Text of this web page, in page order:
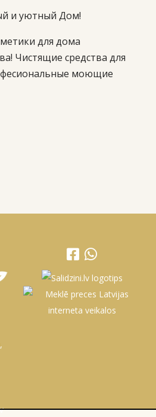
и уютный Дом!
для дома
Чистящие средства для
моющие